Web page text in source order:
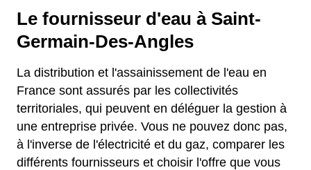
Le fournisseur d'eau à Saint-
Germain-Des-Angles
La distribution et l'assainissement de l'eau en
France sont assurés par les collectivités
territoriales, qui peuvent en déléguer la gestion à
une entreprise privée. Vous ne pouvez donc pas,
à l'inverse de l'électricité et du gaz, comparer les
différents fournisseurs et choisir l'offre que vous